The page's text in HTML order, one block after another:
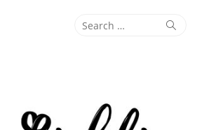
Search
Search